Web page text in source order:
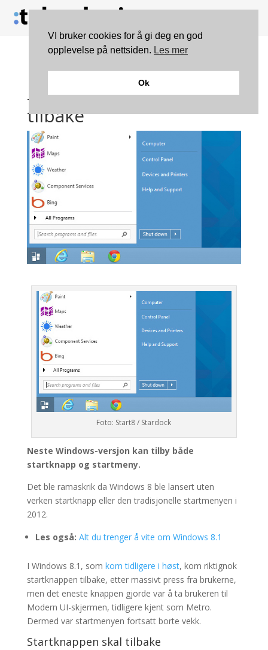
Kjent Microsoft-blogger:
– Startmenyen kommer
tilbake
Foto: Start8 / Stardock
Neste Windows-versjon kan tilby både
startknapp og startmeny.
Det ble ramaskrik da Windows 8 ble lansert uten
verken startknapp eller den tradisjonelle startmenyen i
2012.
Les også: Alt du trenger å vite om Windows 8.1
I Windows 8.1, som kom tidligere i høst, kom riktignok
startknappen tilbake, etter massivt press fra brukerne,
men det eneste knappen gjorde var å ta brukeren til
Modern UI-skjermen, tidligere kjent som Metro.
Dermed var startmenyen fortsatt borte vekk.
Startknappen skal tilbake
VI bruker cookies for å gi deg en god
opplevelse på nettsiden. Les mer
Ok